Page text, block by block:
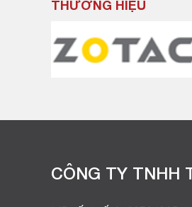
THƯƠNG HIỆU
CÔNG TY TNHH